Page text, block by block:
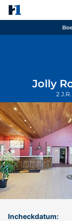
Jolly
2
Incheckdatum: